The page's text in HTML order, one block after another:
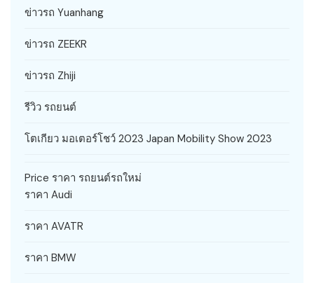
ข่าวรถ Yuanhang
ข่าวรถ ZEEKR
ข่าวรถ Zhiji
รีวิว รถยนต์
โตเกียว มอเตอร์โชว์ 2023 Japan Mobility Show 2023
Price ราคา รถยนต์รถใหม่
ราคา Audi
ราคา AVATR
ราคา BMW